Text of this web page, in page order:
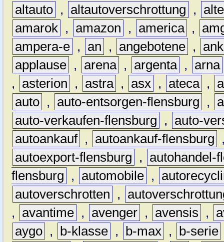
altauto , altautoverschrottung ,
amarok , amazon , america ,
ampera-e , an , angebotene ,
applause , arena , argenta , arna
,
asterion , astra , asx , ateca ,
auto , auto-entsorgen-flensburg ,
auto-verkaufen-flensburg
,
auto-
autoankauf , autoankauf-flensburg
autoexport-flensburg
,
autohandel-
flensburg
, automobile ,
autoverschrotten
,
,
avantime , avenger , avensis ,
aygo , b-klasse , b-max , b-serie